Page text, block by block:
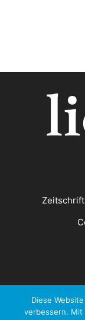
Diese
verbessern. Mit